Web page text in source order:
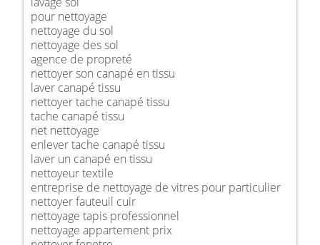
pour nettoyage
nettoyage du sol
nettoyage des sol
agence de propreté
nettoyer son canapé en tissu
laver canapé tissu
nettoyer tache canapé tissu
tache canapé tissu
net nettoyage
enlever tache canapé tissu
laver un canapé en tissu
nettoyeur textile
entreprise de nettoyage de vitres pour particulier
nettoyer fauteuil cuir
nettoyage tapis professionnel
nettoyage appartement prix